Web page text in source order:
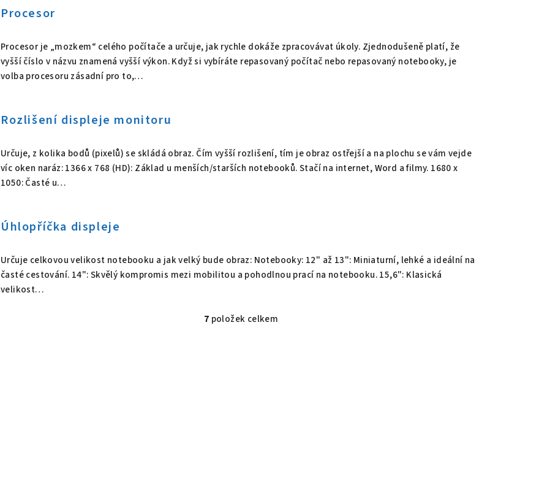
j
m
ů
Procesor
Procesor je „mozkem“ celého počítače a určuje, jak rychle dokáže zpracovávat úkoly. Zjednodušeně platí, že
vyšší číslo v názvu znamená vyšší výkon. Když si vybíráte repasovaný počítač nebo repasovaný notebooky, je
volba procesoru zásadní pro to,…
Rozlišení displeje monitoru
Určuje, z kolika bodů (pixelů) se skládá obraz. Čím vyšší rozlišení, tím je obraz ostřejší a na plochu se vám vejde
víc oken naráz: 1366 x 768 (HD): Základ u menších/starších notebooků. Stačí na internet, Word a filmy. 1680 x
1050: Časté u…
Úhlopříčka displeje
Určuje celkovou velikost notebooku a jak velký bude obraz: Notebooky: 12" až 13": Miniaturní, lehké a ideální na
časté cestování. 14": Skvělý kompromis mezi mobilitou a pohodlnou prací na notebooku. 15,6": Klasická
velikost…
O
7 položek celkem